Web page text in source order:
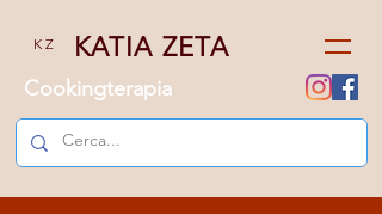
K Z KATIA ZETA
Cookingterapia